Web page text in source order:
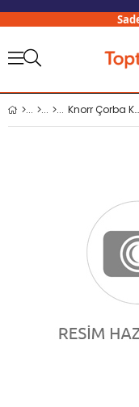
Knorr Çorba Kremalı Mantar Çorbası x12 li Paket